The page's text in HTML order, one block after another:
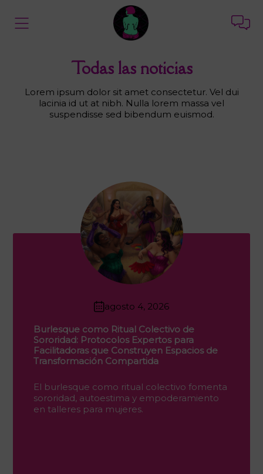
Todas las noticias
Lorem ipsum dolor sit amet consectetur. Vel dui
lacinia id ut at nibh. Nulla lorem massa vel
suspendisse sed bibendum euismod.
agosto 4, 2026
Burlesque como Ritual Colectivo de
Sororidad: Protocolos Expertos para
Facilitadoras que Construyen Espacios de
Transformación Compartida
El burlesque como ritual colectivo fomenta
sororidad, autoestima y empoderamiento
en talleres para mujeres.